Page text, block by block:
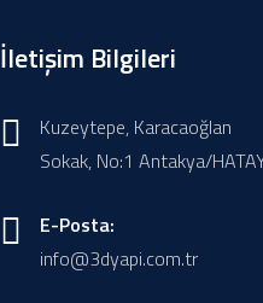
İletişim Bilgileri
Kuzeytepe, Karacaoğlan
Sokak, No:1 Antakya/
E-Posta:
info@3dyapi.com.tr